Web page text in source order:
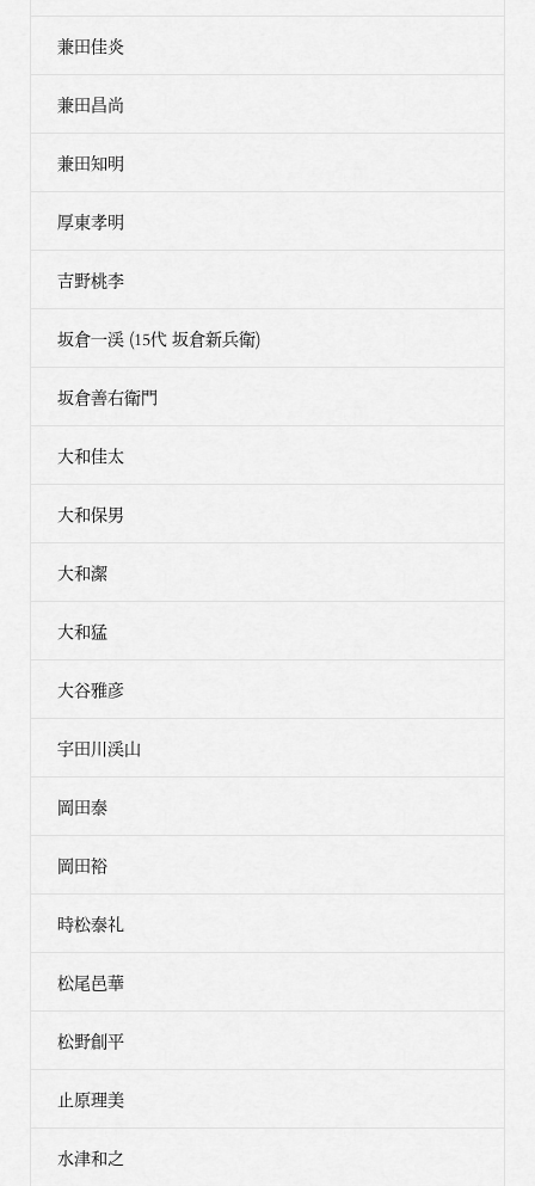
兼田佳炎
兼田昌尚
兼田知明
厚東孝明
吉野桃李
坂倉一渓 (15代 坂倉新兵衛)
坂倉善右衛門
大和佳太
大和保男
大和潔
大和猛
大谷雅彦
宇田川渓山
岡田泰
岡田裕
時松泰礼
松尾邑華
松野創平
止原理美
水津和之